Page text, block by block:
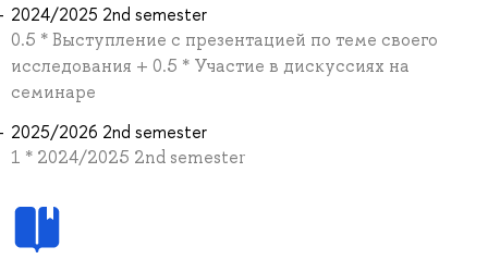
2024/2025 2nd semester
0.5 * Выступление с презентацией по теме своего
исследования + 0.5 * Участие в дискуссиях на
семинаре
2025/2026 2nd semester
1 * 2024/2025 2nd semester